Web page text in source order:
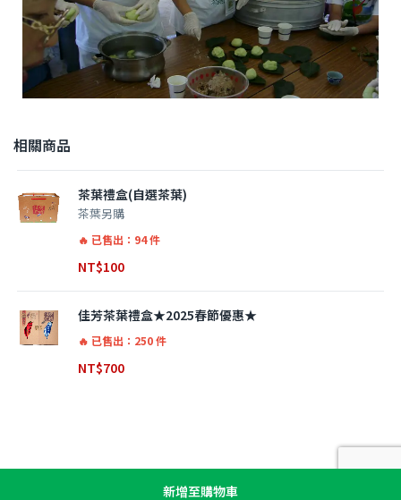
新增至購物車
相關商品
茶葉禮盒(自選茶葉)
茶葉另購
已售出：94 件
NT$100
佳芳茶葉禮盒★2025春節優惠★
已售出：250 件
NT$700